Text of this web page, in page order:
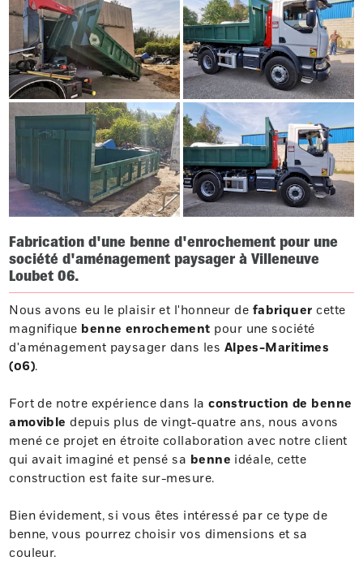
Fabrication d'une benne d'enrochement pour une
société d'aménagement paysager à Villeneuve
Loubet 06.
Nous avons eu le plaisir et l'honneur de fabriquer cette
magnifique benne enrochement pour une société
d'aménagement paysager dans les Alpes-Maritimes
(06).
Fort de notre expérience dans laconstruction de benne
amovible depuis plus de vingt-quatre ans, nous avons
mené ce projet en étroite collaboration avec notre client
qui avait imaginé et pensé sa benne idéale, cette
construction est faite sur-mesure.
Bien évidement, si vous êtes intéressé par ce type de
benne, vous pourrez choisir vos dimensions et sa
couleur.